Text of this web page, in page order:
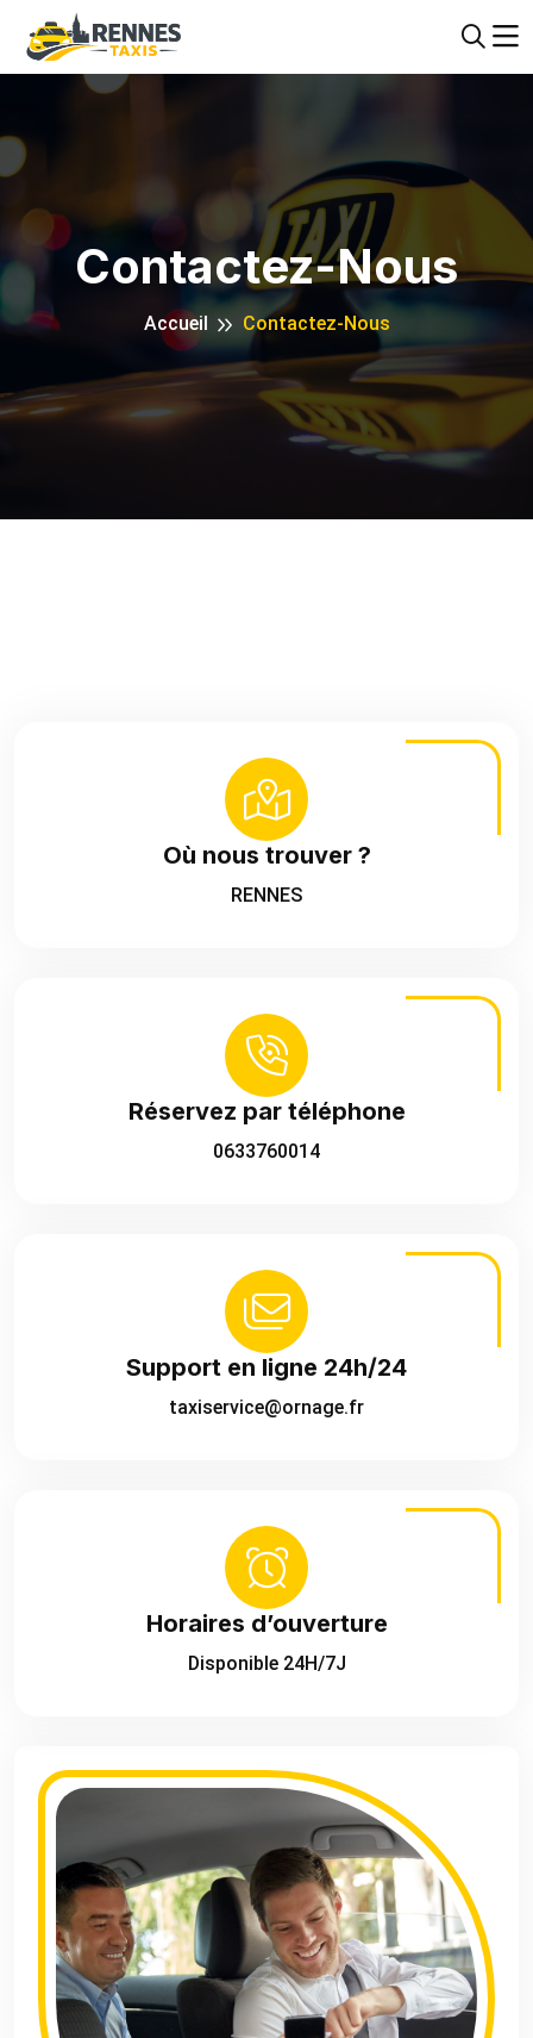
Contactez-Nous
Accueil Contactez-Nous
Où nous trouver ?
RENNES
Réservez par téléphone
0633760014
Support en ligne 24h/24
taxiservice@ornage.fr
Horaires d’ouverture
Disponible 24H/7J